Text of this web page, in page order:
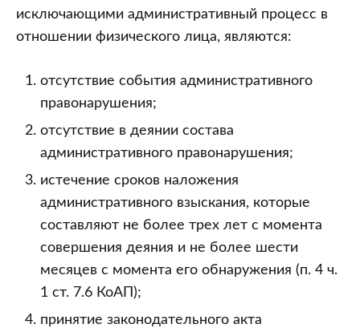
исключающими административный процесс в
отношении физического лица, являются:
отсутствие события административного
правонарушения;
отсутствие в деянии состава
административного правонарушения;
истечение сроков наложения
административного взыскания, которые
составляют не более трех лет с момента
совершения деяния и не более шести
месяцев с момента его обнаружения (п. 4 ч.
1 ст. 7.6 КоАП);
принятие законодательного акта